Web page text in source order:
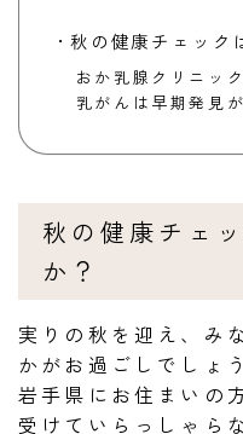
秋の健康チェック
おか乳腺クリニッ
乳がんは早期発見
秋の健康チェ
か？
実りの秋を迎え、み
かがお過ごしでしょ
岩手県にお住まいの
受けていらっしゃら